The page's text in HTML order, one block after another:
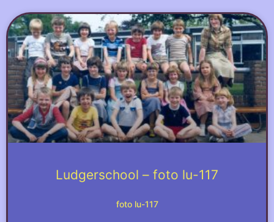
Ludgerschool – foto lu-117
foto lu-117